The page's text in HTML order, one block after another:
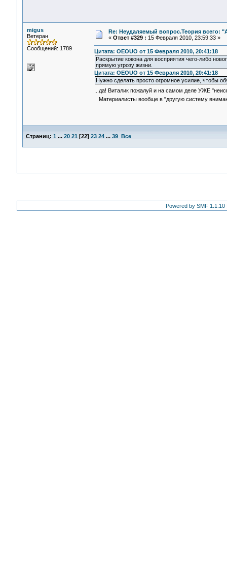
migus
Ветеран
Сообщений: 1789
Re: Неудаляемый вопрос.Теория всего:
« Ответ #329 : 15 Февраля 2010, 23:59:33 »
Цитата: OEOUO от 15 Февраля 2010, 20:41:18
Раскрытие кокона для восприятия чего-либо
прямую угрозу жизни.
Цитата: OEOUO от 15 Февраля 2010, 20:41:18
Нужно сделать просто огромное усилие, чтобы
...да! Виталик пожалуй и на самом деле УЖЕ
Материалисты вообще в "другую систему
Страниц: 1 ... 20 21 [22] 23 24 ... 39 Все
Powered by SMF 1.1.10